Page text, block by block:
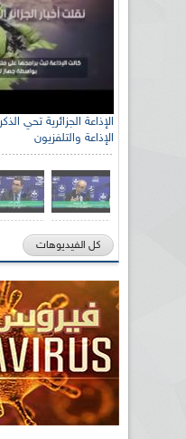
الإذاعة والتلفزيون
كل الفيديوهات